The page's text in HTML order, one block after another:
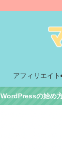
アフィリエイト
WordPressの始め